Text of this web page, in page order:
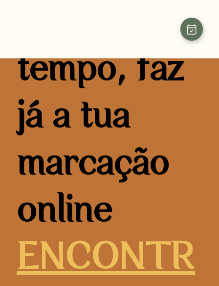
Não percas
tempo, faz
já a tua
marcação
online
ENCONTR